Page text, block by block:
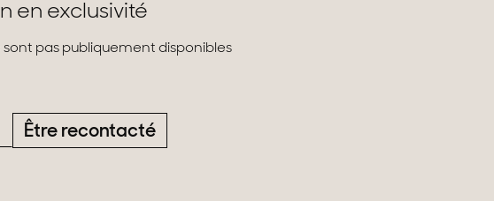
en exclusivité
pas publiquement disponibles
Être recontacté